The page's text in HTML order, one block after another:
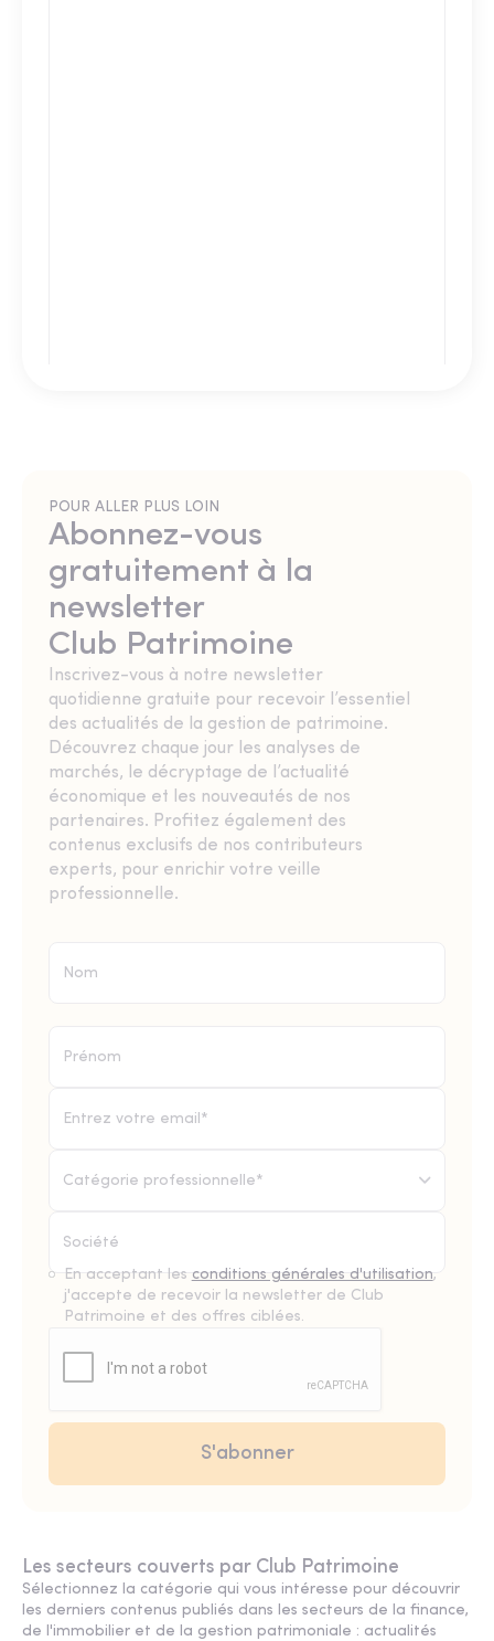
POUR ALLER PLUS LOIN
Abonnez-vous
gratuitement à la
newsletter
Club Patrimoine
Inscrivez-vous à notre newsletter
quotidienne gratuite pour recevoir l’essentiel
des actualités de la gestion de patrimoine.
Découvrez chaque jour les analyses de
marchés, le décryptage de l’actualité
économique et les nouveautés de nos
partenaires. Profitez également des
contenus exclusifs de nos contributeurs
experts, pour enrichir votre veille
professionnelle.
Catégorie professionnelle*
En acceptant les conditions générales d'utilisation,
j'accepte de recevoir la newsletter de Club
Patrimoine et des offres ciblées.
Les secteurs couverts par Club Patrimoine
Sélectionnez la catégorie qui vous intéresse pour découvrir
les derniers contenus publiés dans les secteurs de la finance,
de l'immobilier et de la gestion patrimoniale : actualités